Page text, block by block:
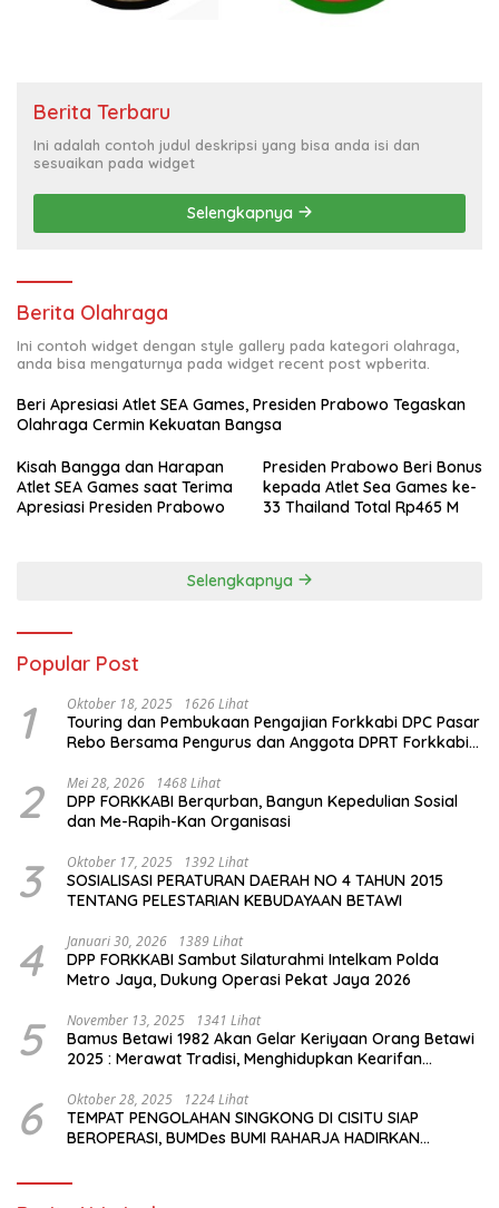
Berita Terbaru
Ini adalah contoh judul deskripsi yang bisa anda isi dan
sesuaikan pada widget
Selengkapnya
Berita Olahraga
Ini contoh widget dengan style gallery pada kategori olahraga,
anda bisa mengaturnya pada widget recent post wpberita.
Beri Apresiasi Atlet SEA Games, Presiden Prabowo Tegaskan
Olahraga Cermin Kekuatan Bangsa
Kisah Bangga dan Harapan
Atlet SEA Games saat Terima
Apresiasi Presiden Prabowo
Presiden Prabowo Beri Bonus
kepada Atlet Sea Games ke-
33 Thailand Total Rp465 M
Selengkapnya
Popular Post
1 Oktober 18, 2025 1626 Lihat
Touring dan Pembukaan Pengajian Forkkabi DPC Pasar
Rebo Bersama Pengurus dan Anggota DPRT Forkkabi
2 Mei 28, 2026 1468 Lihat
DPP FORKKABI Berqurban, Bangun Kepedulian Sosial
dan Me-Rapih-Kan Organisasi
3 Oktober 17, 2025 1392 Lihat
SOSIALISASI PERATURAN DAERAH NO 4 TAHUN 2015
TENTANG PELESTARIAN KEBUDAYAAN BETAWI
4 Januari 30, 2026 1389 Lihat
DPP FORKKABI Sambut Silaturahmi Intelkam Polda
Metro Jaya, Dukung Operasi Pekat Jaya 2026
5 November 13, 2025 1341 Lihat
Bamus Betawi 1982 Akan Gelar Keriyaan Orang Betawi
2025 : Merawat Tradisi, Menghidupkan Kearifan
6 Oktober 28, 2025 1224 Lihat
TEMPAT PENGOLAHAN SINGKONG DI CISITU SIAP
BEROPERASI, BUMDes BUMI RAHARJA HADIRKAN